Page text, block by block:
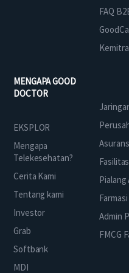
FAQ
MENGAPA GOOD
DOCTOR
EKSPLOR
Mengapa
Telekesehatan?
Cerita Kami
Tentang kami
Investor
Grab
Softbank
MDI
Pialang
Farmasi
Admin
FMCG